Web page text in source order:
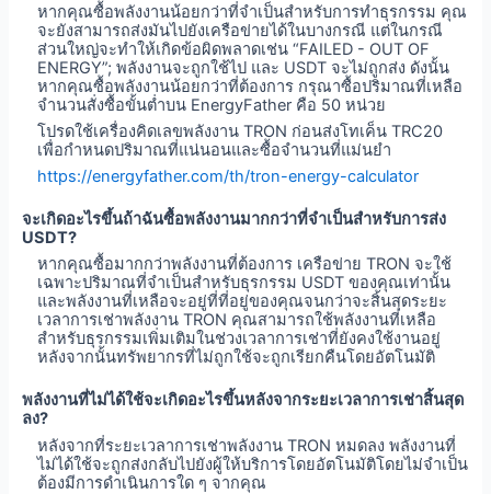
หากคุณซื้อพลังงานน้อยกว่าที่จำเป็นสำหรับการทำธุรกรรม คุณ
จะยังสามารถส่งมันไปยังเครือข่ายได้ในบางกรณี แต่ในกรณี
ส่วนใหญ่จะทำให้เกิดข้อผิดพลาดเช่น “FAILED - OUT OF
ENERGY”; พลังงานจะถูกใช้ไป และ USDT จะไม่ถูกส่ง ดังนั้น
หากคุณซื้อพลังงานน้อยกว่าที่ต้องการ กรุณาซื้อปริมาณที่เหลือ
จำนวนสั่งซื้อขั้นต่ำบน EnergyFather คือ 50 หน่วย
โปรดใช้เครื่องคิดเลขพลังงาน TRON ก่อนส่งโทเค็น TRC20
เพื่อกำหนดปริมาณที่แน่นอนและซื้อจำนวนที่แม่นยำ
https://energyfather.com/th/tron-energy-calculator
จะเกิดอะไรขึ้นถ้าฉันซื้อพลังงานมากกว่าที่จำเป็นสำหรับการส่ง
USDT?
หากคุณซื้อมากกว่าพลังงานที่ต้องการ เครือข่าย TRON จะใช้
เฉพาะปริมาณที่จำเป็นสำหรับธุรกรรม USDT ของคุณเท่านั้น
และพลังงานที่เหลือจะอยู่ที่ที่อยู่ของคุณจนกว่าจะสิ้นสุดระยะ
เวลาการเช่าพลังงาน TRON คุณสามารถใช้พลังงานที่เหลือ
สำหรับธุรกรรมเพิ่มเติมในช่วงเวลาการเช่าที่ยังคงใช้งานอยู่
หลังจากนั้นทรัพยากรที่ไม่ถูกใช้จะถูกเรียกคืนโดยอัตโนมัติ
พลังงานที่ไม่ได้ใช้จะเกิดอะไรขึ้นหลังจากระยะเวลาการเช่าสิ้นสุด
ลง?
หลังจากที่ระยะเวลาการเช่าพลังงาน TRON หมดลง พลังงานที่
ไม่ได้ใช้จะถูกส่งกลับไปยังผู้ให้บริการโดยอัตโนมัติโดยไม่จำเป็น
ต้องมีการดำเนินการใด ๆ จากคุณ